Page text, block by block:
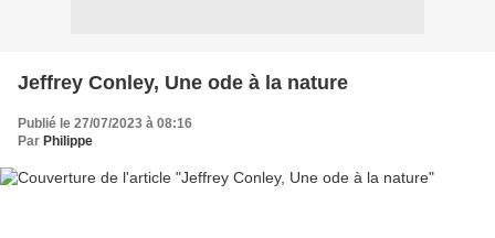
Jeffrey Conley, Une ode à la nature
Publié le 27/07/2023 à 08:16
Par Philippe